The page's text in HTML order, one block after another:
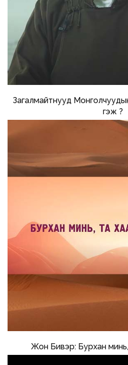
Загалмайтнууд
гэж үү?
Жон Бивэр: Бурхан